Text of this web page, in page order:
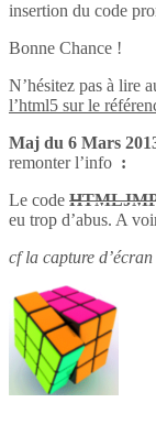
insertion du code
Bonne Chance !
N’hésitez pas à lire
l’html5 sur le
Maj du 6 Mars
remonter l’info :
Le code
eu trop d’abus. A
cf la capture d’écran